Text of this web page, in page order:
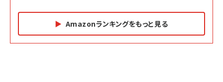
Amazonランキングをもっと見る